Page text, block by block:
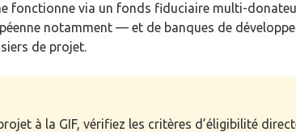
fonctionne via un fonds fiduciaire multi-
notamment — et de banques de
de projet.
à la GIF, vérifiez les critères d’éligibilité